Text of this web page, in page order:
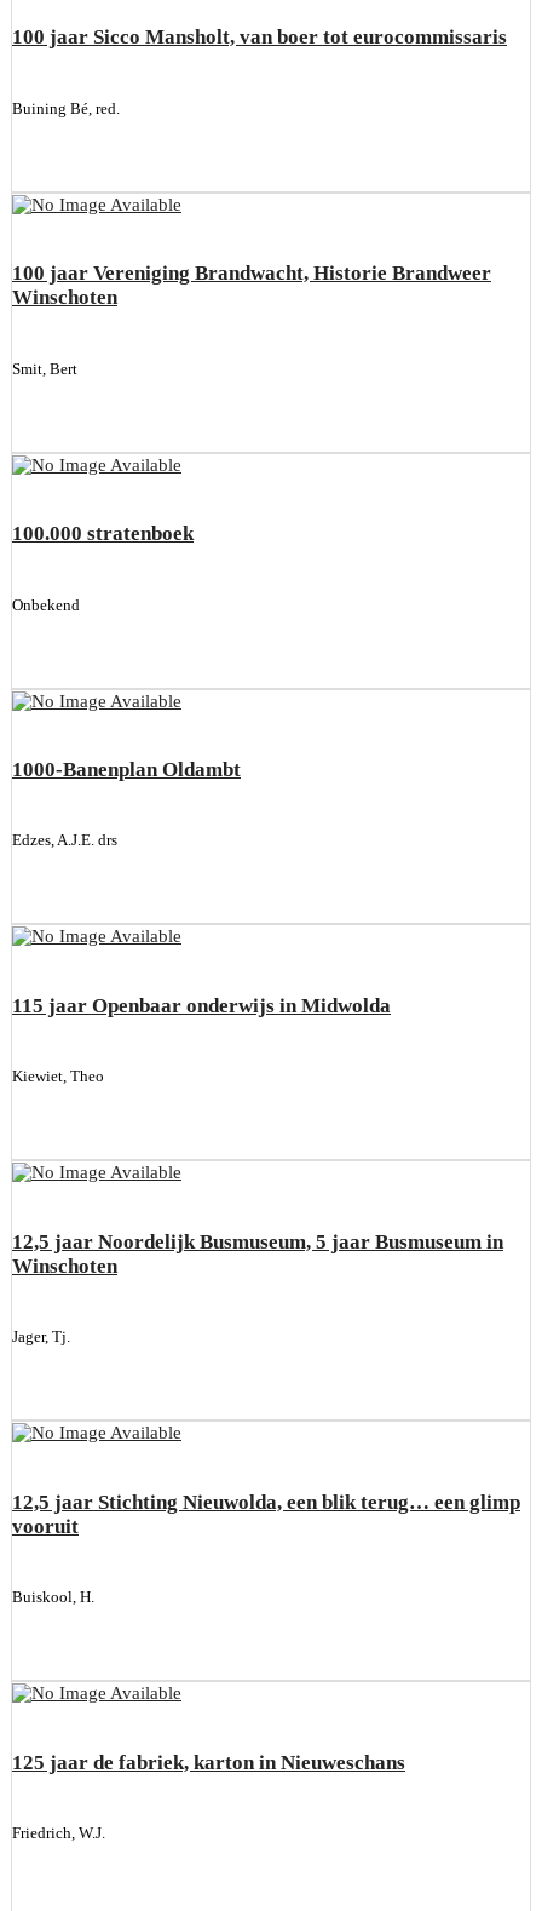
100 jaar Sicco Mansholt, van boer tot eurocommissaris
Buining Bé, red.
100 jaar Vereniging Brandwacht, Historie Brandweer
Winschoten
Smit, Bert
100.000 stratenboek
Onbekend
1000-Banenplan Oldambt
Edzes, A.J.E. drs
115 jaar Openbaar onderwijs in Midwolda
Kiewiet, Theo
12,5 jaar Noordelijk Busmuseum, 5 jaar Busmuseum in
Winschoten
Jager, Tj.
12,5 jaar Stichting Nieuwolda, een blik terug… een glimp
vooruit
Buiskool, H.
125 jaar de fabriek, karton in Nieuweschans
Friedrich, W.J.